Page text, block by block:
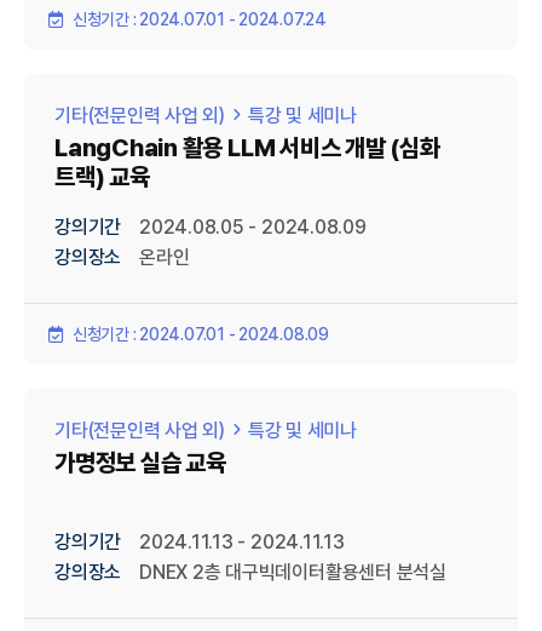
신청기간 : 2024.07.01 - 2024.07.24
기타(전문인력 사업 외) 특강 및 세미나
LangChain 활용 LLM 서비스 개발 (심화
트랙) 교육
강의기간
2024.08.05 - 2024.08.09
강의장소
온라인
신청기간 : 2024.07.01 - 2024.08.09
기타(전문인력 사업 외) 특강 및 세미나
가명정보 실습 교육
강의기간
2024.11.13 - 2024.11.13
강의장소
DNEX 2층 대구빅데이터활용센터 분석실